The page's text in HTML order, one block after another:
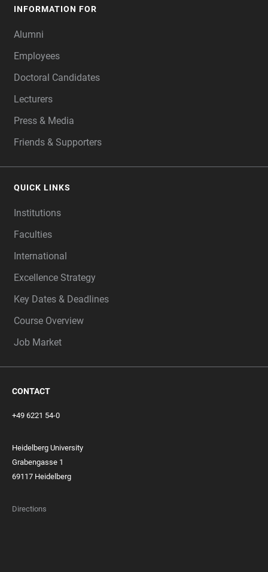
INFORMATION FOR
Alumni
Employees
Doctoral Candidates
Lecturers
Press & Media
Friends & Supporters
QUICK LINKS
Institutions
Faculties
International
Excellence Strategy
Key Dates & Deadlines
Course Overview
Job Market
CONTACT
+49 6221 54-0
Heidelberg University
Grabengasse 1
69117 Heidelberg
Directions